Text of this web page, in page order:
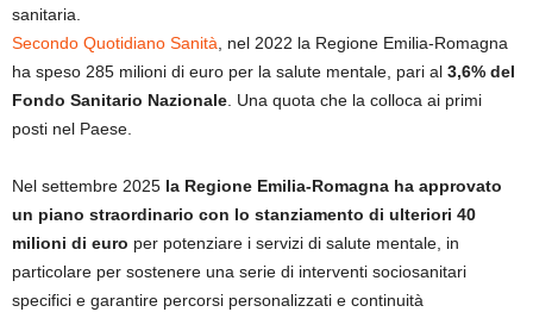
sanitaria.
Secondo Quotidiano Sanità, nel 2022 la Regione Emilia-Romagna
ha speso 285 milioni di euro per la salute mentale, pari al 3,6% del
Fondo Sanitario Nazionale. Una quota che la colloca ai primi
posti nel Paese.
Nel settembre 2025 la Regione Emilia-Romagna ha approvato
un piano straordinario con lo stanziamento di ulteriori 40
milioni di euro per potenziare i servizi di salute mentale, in
particolare per sostenere una serie di interventi sociosanitari
specifici e garantire percorsi personalizzati e continuità